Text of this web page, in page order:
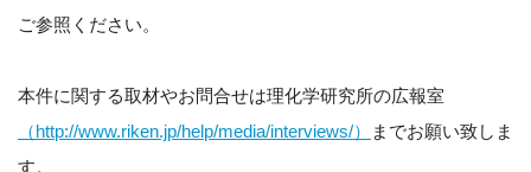
ご参照ください。
本件に関する取材やお問合せは理化学研究所の広報室
（http://www.riken.jp/help/media/interviews/）
までお願い致しま
す。